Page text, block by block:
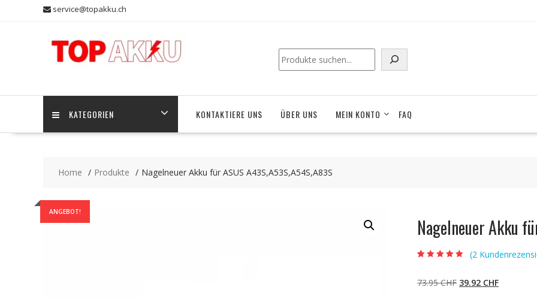
service@topakku.ch
Suchen
KATEGORIEN KONTAKTIERE UNS ÜBER UNS MEIN KONTO FAQ
Home Produkte Nagelneuer Akku für ASUS A43S,A53S,A54S,A83S
ANGEBOT!
Nagelneuer Akku
basierend auf
Kundenbewertun
(2
73.95CHF Ursprünglicher
39.92 CHFAktueller